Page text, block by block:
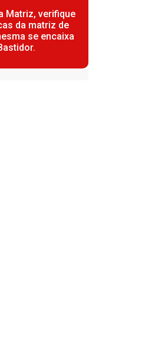
Matriz, verifique
da matriz de
se encaixa